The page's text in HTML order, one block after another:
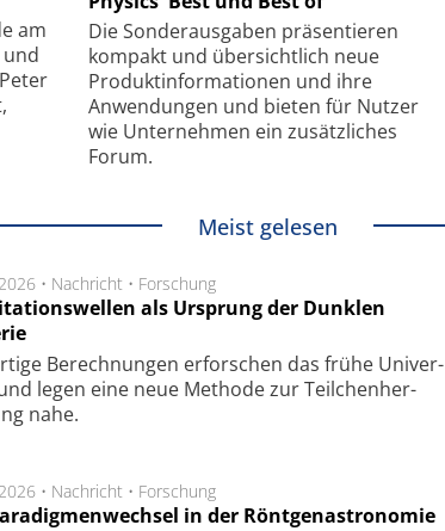
am
und
Die Sonder­ausgaben präsentieren
kompakt und übersichtlich neue
Produkt­informationen und ihre
Anwendungen und bieten für Nutzer
wie Unternehmen ein zusätzliches
Forum.
kleinstem Raum
Meist gelesen
• Nachricht • Forschung
als Ursprung der Dunklen
Be­rech­nung­en er­for­schen das frü­he Uni­ver­
legen eine neue Me­tho­de zur Teil­chen­her­
nahe.
• Nachricht • Forschung
in der Röntgenastronomie